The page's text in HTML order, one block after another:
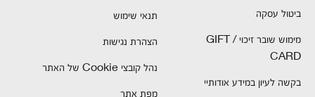
ביטול עסקה
מימוש שובר זיכוי / GIFT
CARD
בקשה לעיון במידע אודותיי
תנאי שימוש
הצהרת נגישות
נהל קובצי Cookie של האתר
מפת אתר